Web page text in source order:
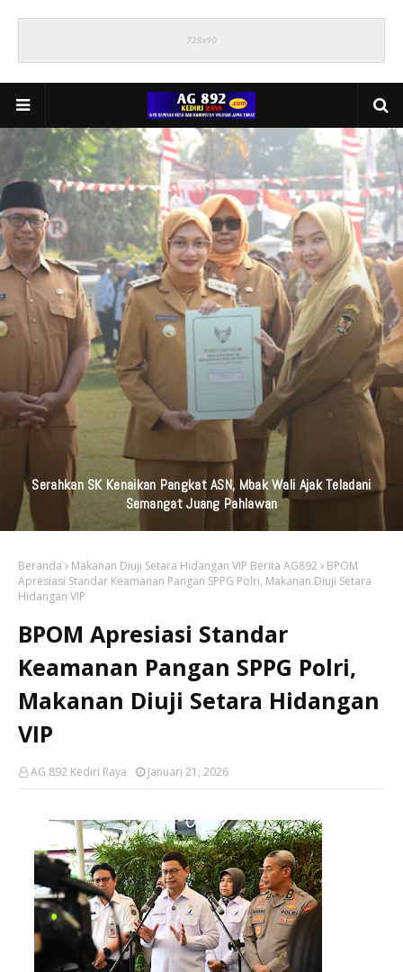
Serahkan SK Kenaikan Pangkat ASN, Mbak Wali Ajak Teladani
Semangat Juang Pahlawan
Beranda Makanan Diuji Setara Hidangan VIP Berita AG892
BPOM
Apresiasi Standar Keamanan Pangan SPPG Polri, Makanan Diuji Setara
Hidangan VIP
BPOM Apresiasi Standar
Keamanan Pangan SPPG Polri,
Makanan Diuji Setara Hidangan
VIP
AG 892 Kediri Raya Januari 21, 2026